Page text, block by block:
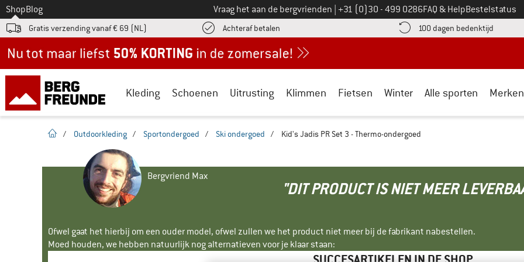
Naar
ShopBlog Vraag het aan de bergvrienden Bel ons op
+31 (0)30 - 499 0286FAQ & HelpBestelstatus
Gratis verzending vanaf € 69 (NL) Achteraf betalen vind de betalingsinformatie hier! Opent in een infovak
100 dagen bedenktijd Vind
Kleding Schoenen Uitrusting Klimmen Fietsen Winter Alle sporten Merken
Startpagina
/ Outdoorkleding / Sportondergoed / Ski ondergoed / Kid's Jadis PR Set 3 - Thermo-ondergoed
Bergvriend Max
"DIT PRODUCT IS NIET MEER
Ofwel gaat het hierbij om een ouder model, ofwel zullen we het product niet meer bij de fabrikant nabestellen.
Moed houden, we hebben natuurlijk nog alternatieven voor je klaar staan: